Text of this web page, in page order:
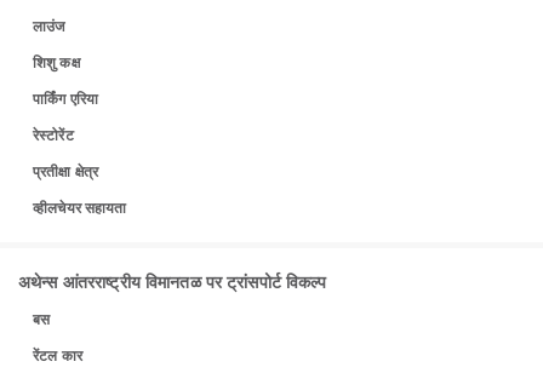
लाउंज
शिशु कक्ष
पार्किंग एरिया
रेस्टोरेंट
प्रतीक्षा क्षेत्र
व्हीलचेयर सहायता
अथेन्स आंतरराष्ट्रीय विमानतळ पर ट्रांसपोर्ट विकल्प
बस
रेंटल कार